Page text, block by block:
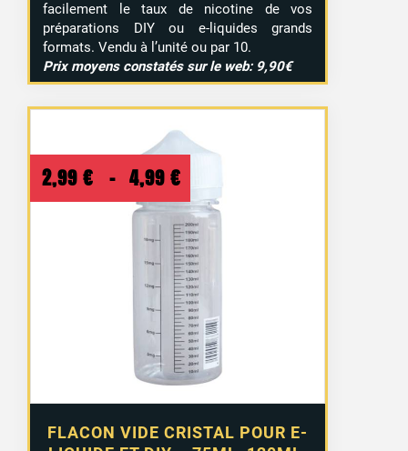
facilement le taux de nicotine de vos
préparations DIY ou e-liquides grands
formats. Vendu à l’unité ou par 10.
Prix moyens constatés sur le web: 9,90€
FLACON VIDE CRISTAL POUR E-
2,99 € – 4,99 €
de
prix :
2,99 €
à
4,99 €